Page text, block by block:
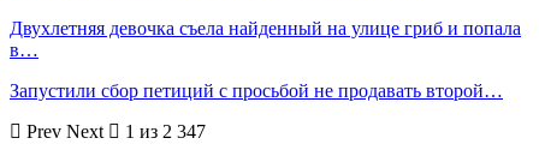
Двухлетняя девочка съела найденный на улице гриб и попала
в…
Запустили сбор петиций с просьбой не продавать второй…
Prev Next
1 из 2 347